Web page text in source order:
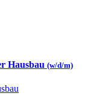
Hausbau (w/d/m)